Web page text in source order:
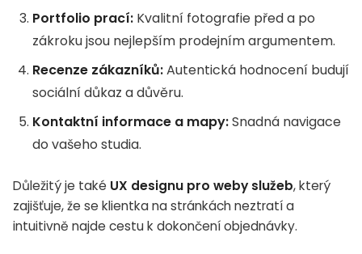
Portfolio prací: Kvalitní fotografie před a po
zákroku jsou nejlepším prodejním argumentem.
Recenze zákazníků:Autentická hodnocení budují
sociální důkaz a důvěru.
Kontaktní informace a mapy:Snadná navigace
do vašeho studia.
Důležitý je také UX designu pro weby služeb, který
zajišťuje, že se klientka na stránkách neztratí a
intuitivně najde cestu k dokončení objednávky.